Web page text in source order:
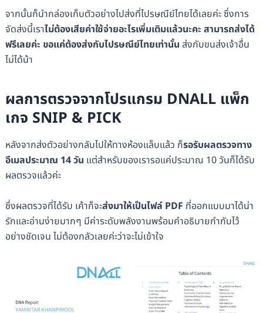
จากนั้นก็นำกล่องเก็บตัวอย่างไปส่งที่ไปรษณีย์ไทยได้เลยค่ะ ซึ่งการ
จัดส่งนี้เราไม่ต้องเสียค่าใช้จ่ายอะไรเพิ่มเติมแล้วนะคะ สามารถส่งได้
ฟรีเลยค่ะ ขอแค่ต้องส่งกับไปรษณีย์ไทยเท่านั้น ส่งกับขนส่งเจ้าอื่น
ไม่ได้น้า
ผลการตรวจจากโปรแกรม DNALL แพ็ก
เกจ SNIP & PICK
หลังจากส่งตัวอย่างกลับไปให้ทางห้องแล็บแล้ว ก็รอรับผลตรวจทาง
อีเมลประมาณ 14 วัน แต่สำหรับของเรารอแค่ประมาณ 10 วันก็ได้รับ
ผลตรวจแล้วค่ะ
ซึ่งผลตรวจที่ได้รับ เค้าก็จะส่งมาให้เป็นไฟล์ PDF ที่ออกแบบมาได้น่า
รักและอ่านง่ายมากๆ มีค่าระดับพลังงานพร้อมคำอธิบายกำกับไว้
อย่างชัดเจน ไม่ต้องกลัวเลยค่ะว่าจะไม่เข้าใจ